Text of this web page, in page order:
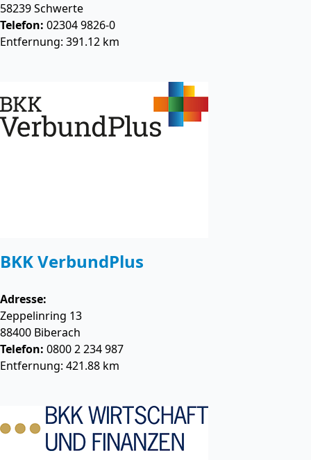
58239Schwerte
Telefon: 02304 9826-0
Entfernung: 391.12 km
BKK VerbundPlus
Adresse:
Zeppelinring 13
88400 Biberach
Telefon: 0800 2 234 987
Entfernung: 421.88 km